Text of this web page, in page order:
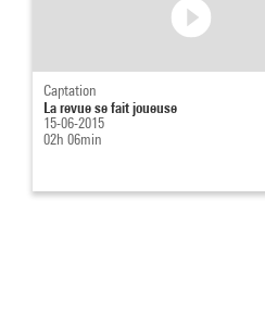
Captation
La revue se fait joueuse
15-06-2015
02h 06min